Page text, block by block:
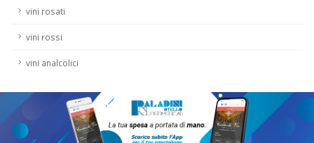
vini rosati
vini rossi
vini analcolici